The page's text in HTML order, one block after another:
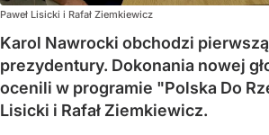
Paweł Lisicki i Rafał Ziemkiewicz
Karol Nawrocki obchodzi
prezydentury. Dokonania nowej
ocenili w programie "Polska Do
Lisicki i Rafał Ziemkiewicz.